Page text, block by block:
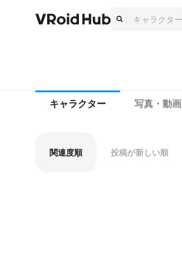
キャラクター 写真・動画
関連度順 投稿が新しい順